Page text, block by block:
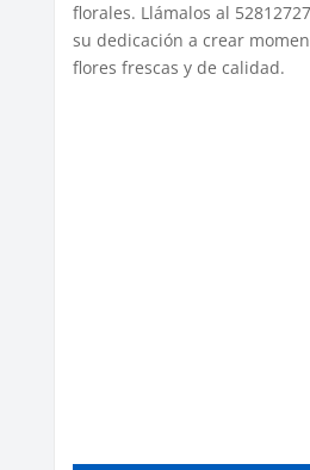
florales. Llámalos al
su dedicación a crear
flores frescas y de calidad.